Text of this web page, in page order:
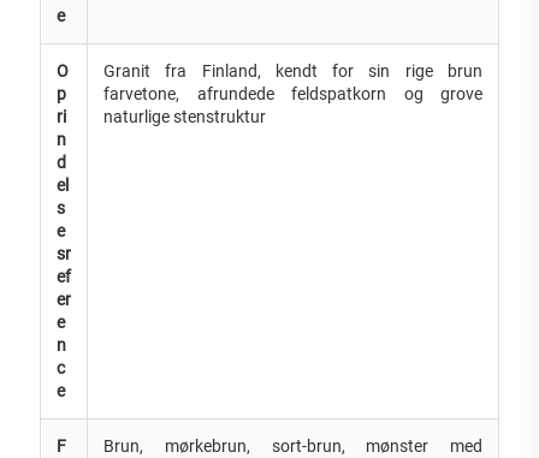
e
O
p
ri
n
d
el
s
e
sr
ef
er
e
n
c
e
Granit fra Finland, kendt for sin rige brun
farvetone, afrundede feldspatkorn og grove
naturlige stenstruktur
F
Brun, mørkebrun, sort-brun, mønster med